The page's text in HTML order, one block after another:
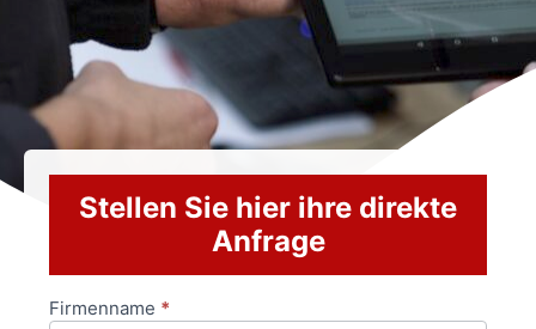
Stellen Sie hier ihre direkte
Anfrage
Anfrageformular
Firmenname *